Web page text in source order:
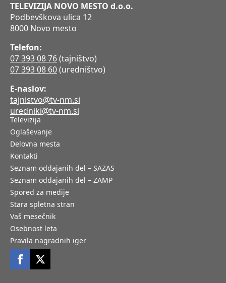
TELEVIZIJA NOVO MESTO d.o.o.
Podbevškova ulica 12
8000 Novo mesto
Telefon:
07 393 08 76(tajništvo)
07 393 08 60(uredništvo)
E-naslov:
tajnistvo@tv-nm.si
uredniki@tv-nm.si
Televizija
Oglaševanje
Delovna mesta
Kontakti
Seznam oddajanih del – SAZAS
Seznam oddajanih del – ZAMP
Spored za medije
Stara spletna stran
Vaš mesečnik
Osebnost leta
Pravila nagradnih iger